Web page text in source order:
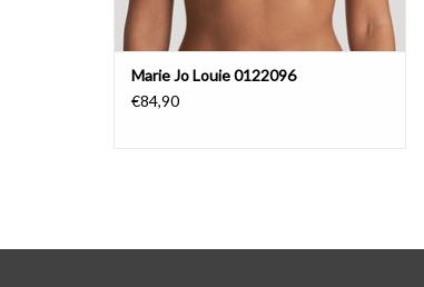
Marie Jo Louie 0122096
€84,90